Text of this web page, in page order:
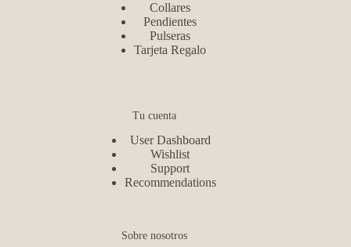
Collares
Pendientes
Pulseras
Tarjeta Regalo
Tu cuenta
User Dashboard
Wishlist
Support
Recommendations
Sobre nosotros